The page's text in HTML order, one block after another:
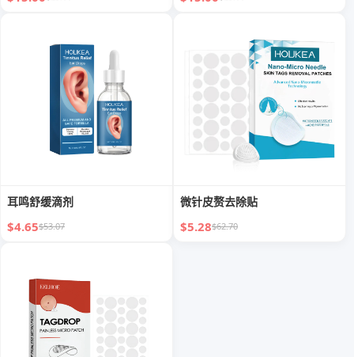
耳鸣舒缓滴剂
$4.65$53.07
微针皮赘去除贴
$5.28$62.70